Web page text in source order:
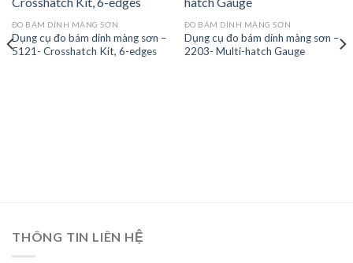
ĐO BÁM DÍNH MÀNG SƠN
Dụng cụ đo bám dính màng sơn –
5121- Crosshatch Kit, 6-edges
ĐO BÁM DÍNH MÀNG SƠN
Dụng cụ đo bám dính màng sơn –
2203- Multi-hatch Gauge
THÔNG TIN LIÊN HỆ